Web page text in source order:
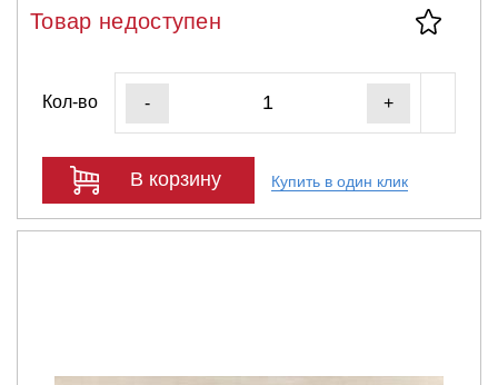
Товар недоступен
Кол-во - +
В корзину Купить в один клик